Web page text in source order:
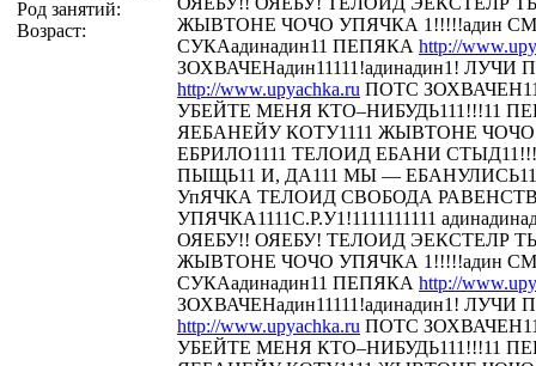
Род занятий:
Возраст:
ЖЫВТОНЕ ЧОЧО УПЯЧКА 1!!!!!адин
СУКАадинадин11 ПЕПЯКА http://
ЗОХВАЧЕНадин11111!адинадин1! ЛУЧИ
http://www.upyachka.ru ПОТС
УБЕЙТЕ МЕНЯ КТО–НИБУДЬ111!!!11
ЯЕБАНЕЙУ КОТУ1111 ЖЫВТОНЕ ЧОЧО
ЕБРИЛО1111 ТЕЛОИД ЕБАНИ СТЫД11!!!
ПЫЩЬ11 И, ДА111 МЫ —
УпЯЧКА ТЕЛОИД СВОБОДА
УПЯЧКА1111С.Р.У1!1111111111
ОЯЕБУ!! ОЯЕБУ! ТЕЛОИД ЭЕКСТЕЛР
ЖЫВТОНЕ ЧОЧО УПЯЧКА 1!!!!!адин
СУКАадинадин11 ПЕПЯКА http://
ЗОХВАЧЕНадин11111!адинадин1! ЛУЧИ
http://www.upyachka.ru ПОТС
УБЕЙТЕ МЕНЯ КТО–НИБУДЬ111!!!11